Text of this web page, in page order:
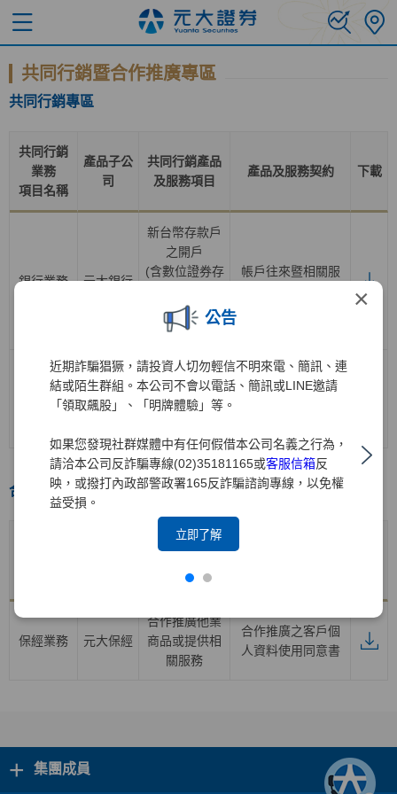
×
公告
近期詐騙猖獗，請投資人切勿輕信不明來電、簡訊、連
結或陌生群組。本公司不會以電話、簡訊或LINE邀請
「領取飆股」、「明牌體驗」等。
如果您發現社群媒體中有任何假借本公司名義之行為，
請洽本公司反詐騙專線(02)35181165或客服信箱反
映，或撥打內政部警政署165反詐騙諮詢專線，以免權
益受損。
立即了解
共同行銷暨合作推廣專區
共同行銷專區
共同行銷
業務
項目名稱
產品子公
司
共同行銷產品
及服務項目
產品及服務契約 下載
銀行業務 元大銀行
新台幣存款戶
之開戶
(含數位證券存
一般證券存款
帳戶 )
帳戶往來暨相關服
證券業務 元大證券
證券經紀業務
之開戶
(含海外複委託
合作推廣專區
合作推廣產品
保經業務 元大保經
合作推廣他業
商品或提供相
關服務
合作推廣之客戶個
人資料使用同意書
+ 集團成員